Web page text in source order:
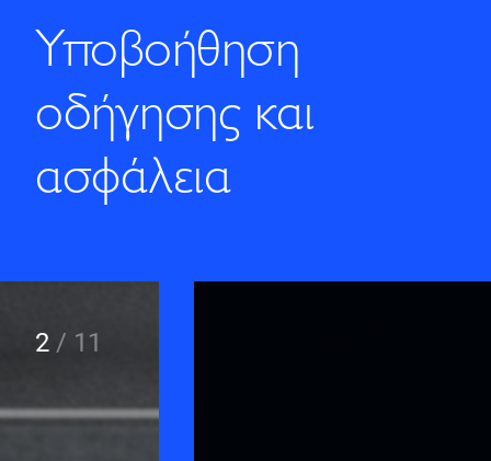
Υποβοήθηση
οδήγησης και
ασφάλεια
2 / 11